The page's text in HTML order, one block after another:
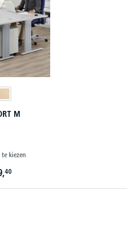
M
kiezen
40